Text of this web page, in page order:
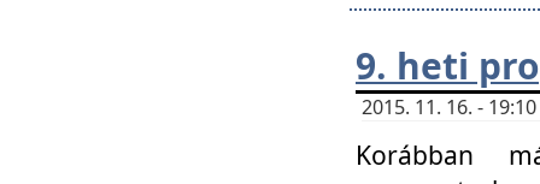
9. heti
2015. 11. 16. -
Korábban